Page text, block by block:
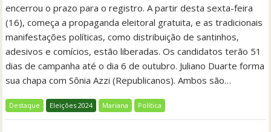
encerrou o prazo para o registro. A partir desta sexta-feira
(16), começa a propaganda eleitoral gratuita, e as tradicionais
manifestações políticas, como distribuição de santinhos,
adesivos e comícios, estão liberadas. Os candidatos terão 51
dias de campanha até o dia 6 de outubro. Juliano Duarte forma
sua chapa com Sônia Azzi (Republicanos). Ambos são…
Destaque Eleições 2024 Mariana Política